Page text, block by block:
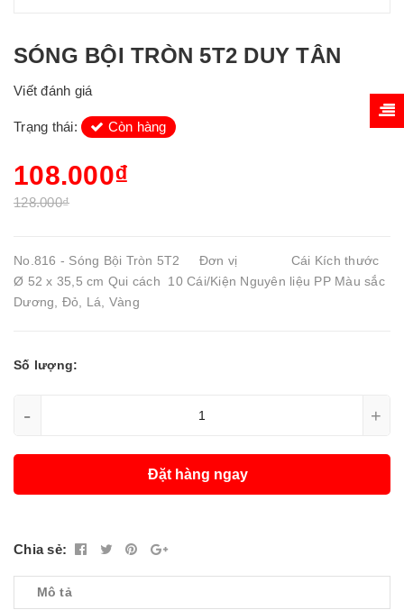
SÓNG BỘI TRÒN 5T2 DUY TÂN
Viết đánh giá
Trạng thái: Còn hàng
108.000₫
128.000₫
No.816 - Sóng Bội Tròn 5T2 Đơn vị Cái Kích thước
Ø 52 x 35,5 cm Qui cách 10 Cái/Kiện Nguyên liệu PP Màu sắc
Dương, Đỏ, Lá, Vàng
Số lượng:
- +
Đặt hàng ngay
Chia sẻ:
Mô tả